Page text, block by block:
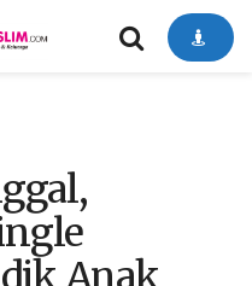
Anak